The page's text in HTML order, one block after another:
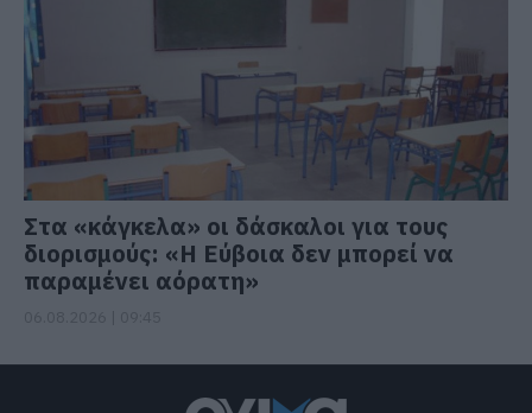
Στα «κάγκελα» οι δάσκαλοι για τους
διορισμούς: «Η Εύβοια δεν μπορεί να
παραμένει αόρατη»